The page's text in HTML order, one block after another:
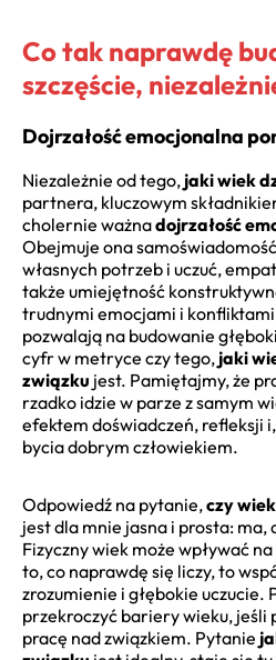
Co tak naprawdę
szczęście,
Dojrzałość emocjonalna
Niezależnie od tego, jaki wiek
partnera, kluczowym
cholernie ważnadojrzałość
Obejmuje ona
własnych potrzeb i uczuć,
także umiejętność
trudnymi emocjami i
pozwalają na budowanie
cyfr w metryce czy tego, jaki
związku jest. Pamiętajmy, że
rzadko idzie w parze z samym
efektem doświadczeń, refleksji
bycia dobrym człowiekiem.
Odpowiedź na pytanie,czy
jest dla mnie jasna i prosta: ma,
Fizyczny wiek może wpływać
to, co naprawdę się liczy, to
zrozumienie i głębokie uczucie.
przekroczyć bariery wieku, jeśli
pracę nad związkiem. Pytanie